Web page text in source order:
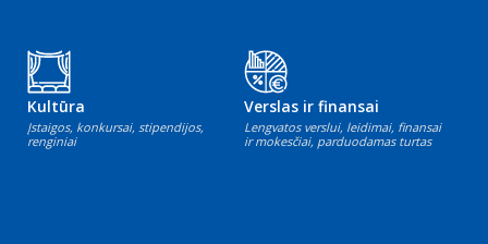
Kultūra
Įstaigos, konkursai, stipendijos,
renginiai
Verslas ir finansai
Lengvatos verslui, leidimai, finansai
ir mokesčiai, parduodamas turtas